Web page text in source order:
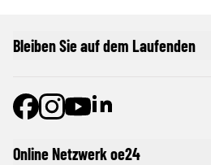
Online Netzwerk oe24
Bleiben Sie auf dem Laufenden